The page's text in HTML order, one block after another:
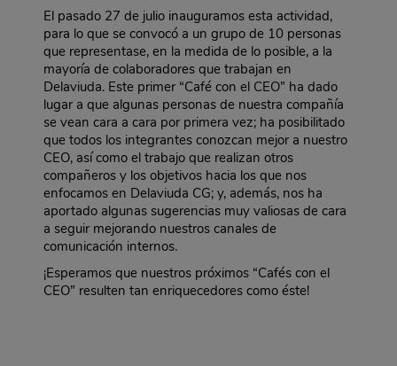
El pasado 27 de julio inauguramos esta actividad,
para lo que se convocó a un grupo de 10 personas
que representase, en la medida de lo posible, a la
mayoría de colaboradores que trabajan en
Delaviuda. Este primer “Café con el CEO” ha dado
lugar a que algunas personas de nuestra compañía
se vean cara a cara por primera vez; ha posibilitado
que todos los integrantes conozcan mejor a nuestro
CEO, así como el trabajo que realizan otros
compañeros y los objetivos hacia los que nos
enfocamos en Delaviuda CG; y, además, nos ha
aportado algunas sugerencias muy valiosas de cara
a seguir mejorando nuestros canales de
comunicación internos.
¡Esperamos que nuestros próximos “Cafés con el
CEO” resulten tan enriquecedores como éste!